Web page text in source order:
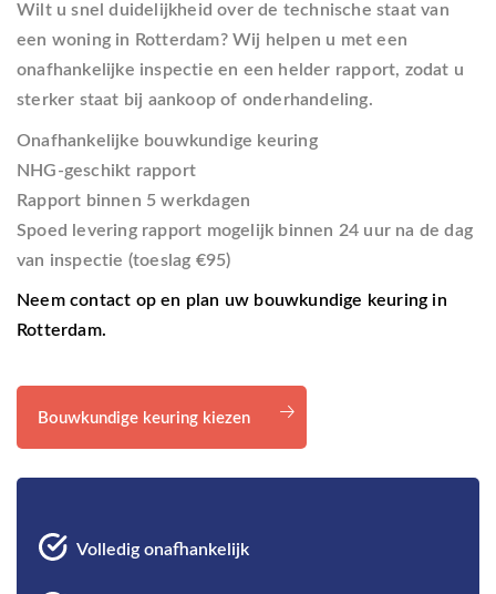
Wilt u snel duidelijkheid over de technische staat van
een woning in Rotterdam? Wij helpen u met een
onafhankelijke inspectie en een helder rapport, zodat u
sterker staat bij aankoop of onderhandeling.
Onafhankelijke bouwkundige keuring
NHG-geschikt rapport
Rapport binnen 5 werkdagen
Spoed levering rapport mogelijk binnen 24 uur na de dag
van inspectie (toeslag €95)
Neem contact op en plan uw bouwkundige keuring in
Rotterdam.
Bouwkundige keuring kiezen
Volledig onafhankelijk